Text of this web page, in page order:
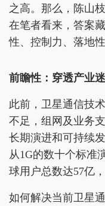
之高。那么，陈山
在笔者看来，答案
性、控制力、落地性
前瞻性：穿透产业
此前，卫星通信技
不足，组网及业务
长期演进和可持续
从1G的数十个标准
球用户总数达57亿
如何解决当前卫星